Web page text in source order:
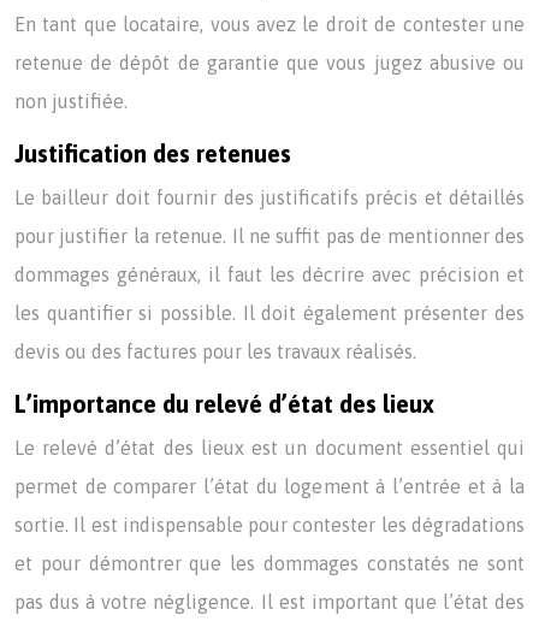
En tant que locataire, vous avez le droit de contester une
retenue de dépôt de garantie que vous jugez abusive ou
non justifiée.
Justification des retenues
Le bailleur doit fournir des justificatifs précis et détaillés
pour justifier la retenue. Il ne suffit pas de mentionner des
dommages généraux, il faut les décrire avec précision et
les quantifier si possible. Il doit également présenter des
devis ou des factures pour les travaux réalisés.
L’importance du relevé d’état des lieux
Le relevé d’état des lieux est un document essentiel qui
permet de comparer l’état du logement à l’entrée et à la
sortie. Il est indispensable pour contester les dégradations
et pour démontrer que les dommages constatés ne sont
pas dus à votre négligence. Il est important que l’état des